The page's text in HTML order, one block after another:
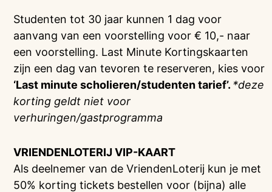
Studenten tot 30 jaar kunnen 1 dag voor
aanvang van een voorstelling voor € 10,- naar
een voorstelling. Last Minute Kortingskaarten
zijn een dag van tevoren te reserveren, kies voor
‘Last minute scholieren/studenten tarief’. *deze
korting geldt niet voor
verhuringen/gastprogramma
VRIENDENLOTERIJVIP-KAART
Als deelnemer van de VriendenLoterij kun je met
50% korting tickets bestellen voor (bijna) alle